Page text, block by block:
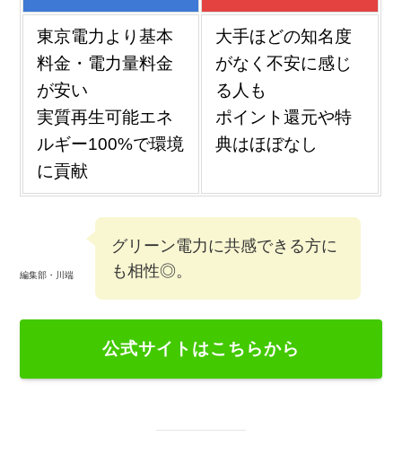
東京電力より基本
料金・電力量料金
が安い
実質再生可能エネ
ルギー100%で環境
に貢献
大手ほどの知名度
がなく不安に感じ
る人も
ポイント還元や特
典はほぼなし
編集部・川端
グリーン電力に共感できる方に
も相性◎。
公式サイトはこちらから